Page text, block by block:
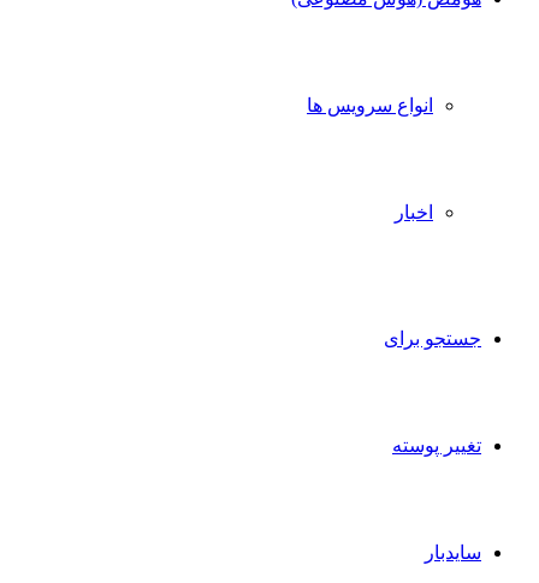
انواع سرویس ها
برای
پوسته